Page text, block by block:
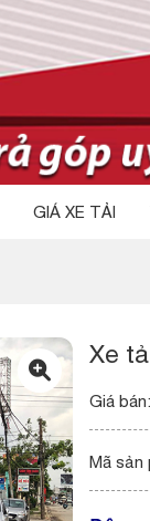
GIÁ XE TẢI
Xe
Giá bán:
Mã sản